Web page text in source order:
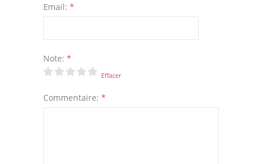
Email: *
Note: *
Effacer
Commentaire: *